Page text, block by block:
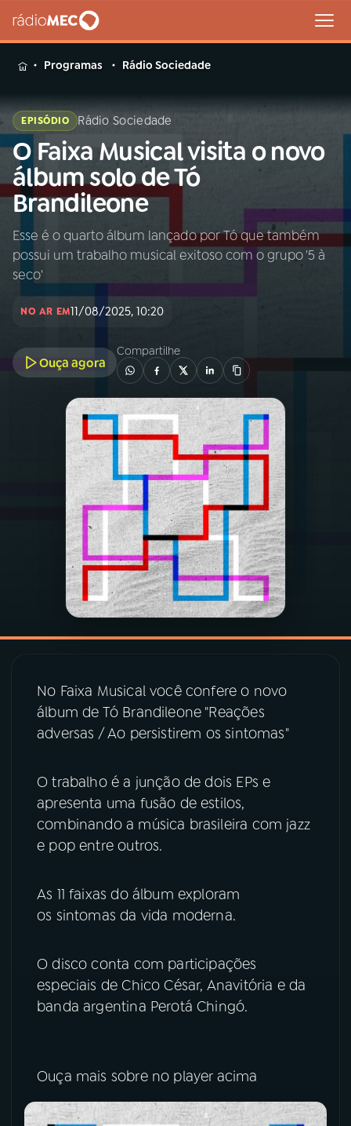
MENU
Buscar
na
Rádio
MEC
Buscar
Início AO VIVO
01INÍCIO
PROGRAMAS
PODCASTS
VIDEOCASTS
ÚLTIMAS
YouTube Facebook
Instagram X
TikTok
Programas Rádio Sociedade
EPISÓDIO Rádio Sociedade
O Faixa Musical visita o novo
álbum solo de Tó
Brandileone
Esse é o quarto álbum lançado por Tó que também
possui um trabalho musical exitoso com o grupo '5 à
seco'
NO AR EM11/08/2025, 10:20
Ouça agora
Compartilhe
No Faixa Musical você confere o novo
álbum de Tó Brandileone "Reações
adversas / Ao persistirem os sintomas"
O trabalho é a junção de dois EPs e
apresenta uma fusão de estilos,
combinando a música brasileira com jazz
e pop entre outros.
As 11 faixas do álbum exploram
os sintomas da vida moderna.
O disco conta com participações
especiais de Chico César, Anavitória e da
banda argentina Perotá Chingó.
Ouça mais sobre no player acima